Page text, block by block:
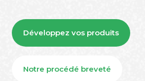
Développez vos produits
Notre procédé breveté